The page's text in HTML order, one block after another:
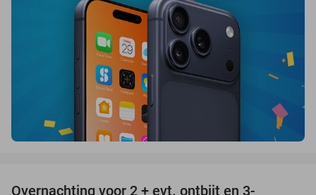
Overnachting voor 2 + evt. ontbijt en 3-